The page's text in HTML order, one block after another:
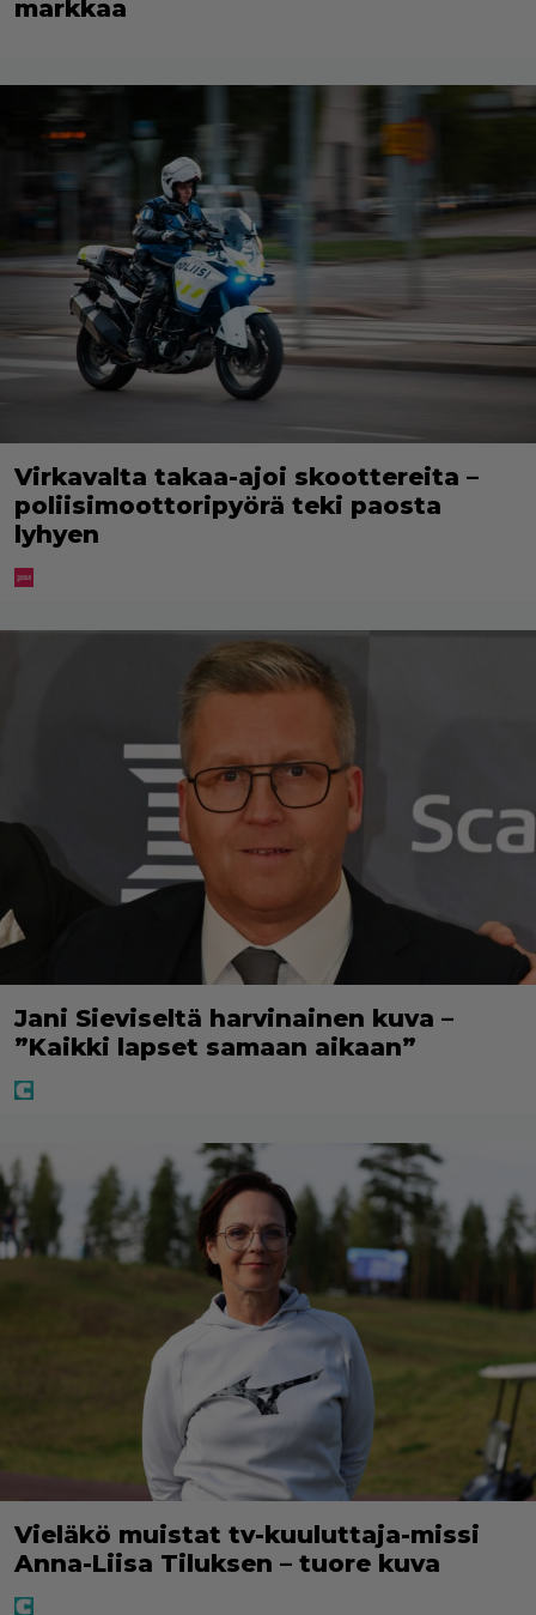
markkaa
Virkavalta takaa-ajoi skoottereita –
poliisimoottoripyörä teki paosta
lyhyen
Jani Sieviseltä harvinainen kuva –
”Kaikki lapset samaan aikaan”
Vieläkö muistat tv-kuuluttaja-missi
Anna-Liisa Tiluksen – tuore kuva